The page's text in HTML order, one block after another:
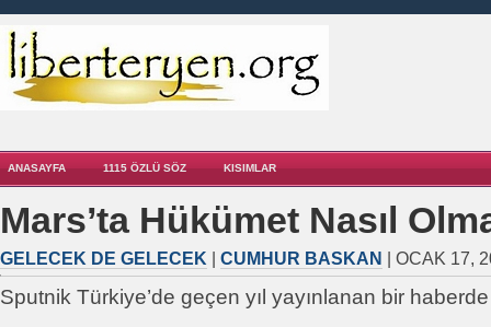
ANASAYFA 1115 ÖZLÜ SÖZ KISIMLAR
Mars’ta Hükümet Nasıl
GELECEK DE GELECEK CUMHUR BASKAN | OCAK 17,
Sputnik Türkiye’de geçen yıl yayınlanan bir